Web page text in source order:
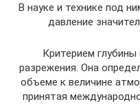
В науке и технике под
давление
Критерием глубины
разрежения. Она
объеме к величине
принятая